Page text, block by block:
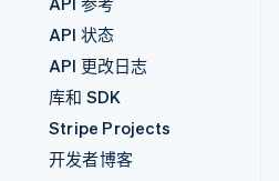
API 状态
API 更改日志
库和 SDK
Stripe Projects
开发者博客